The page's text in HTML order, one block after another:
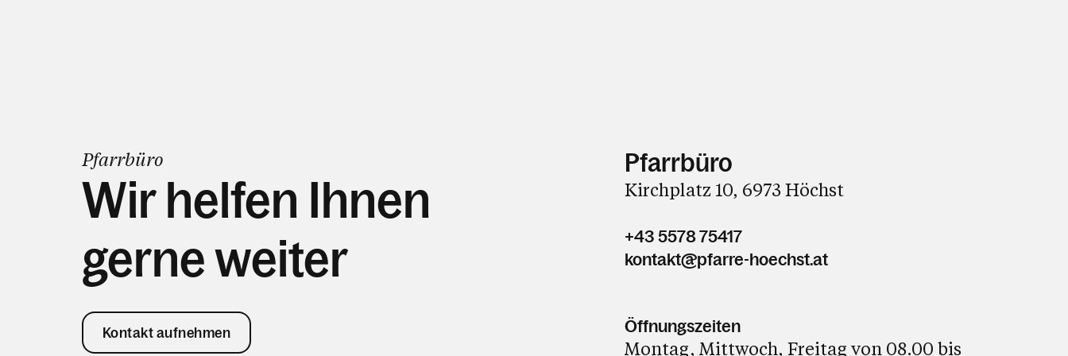
Pfarrbüro
Wir helfen Ihnen
gerne weiter
Kontakt aufnehmen
Pfarrbüro
Kirchplatz 10, 6973 Höchst
+43 5578 75417
kontakt@pfarre-hoechst.at
Öffnungszeiten
Montag, Mittwoch, Freitag von 08.00 bis